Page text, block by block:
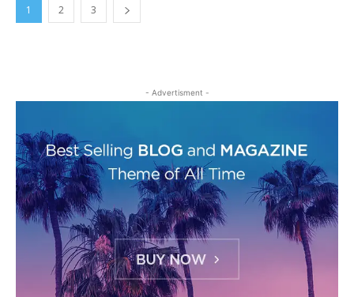
1 2 3
- Advertisment -